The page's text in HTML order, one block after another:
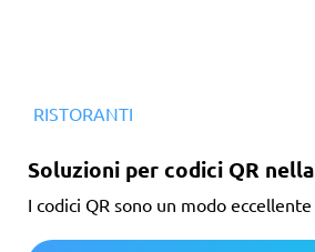
RISTORANTI
Soluzioni per codici QR
I codici QR sono un modo